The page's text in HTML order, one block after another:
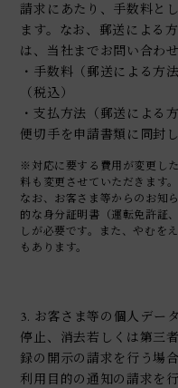
請求にあたり、手数料と
ます。なお、郵送による
は、当社までお問い合わせ
・手数料（郵送による方
（税込）
・支払方法（郵送による
便切手を申請書類に同封
※対応に要する費用が変更し
料も変更させていただきます。
なお、お客さま等からのお知
的な身分証明書（運転免許証
しが必要です。また、やむを
もあります。
3. お客さま等の個人デー
停止、消去若しくは第三
録の開示の請求を行う場
利用目的の通知の請求を